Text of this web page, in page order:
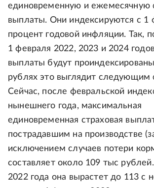
единовременную и ежемесячную
выплаты. Они индексируются с 1
процент годовой инфляции. Так,
1 февраля 2022, 2023 и 2024
выплаты будут
рублях это выглядит следующим
Сейчас, после февральской
нынешнего года, максимальная
единовременная страховая
пострадавшим на производстве
исключением случаев потери
составляет около 109 тыс
2022 года она вырастет до 113 с